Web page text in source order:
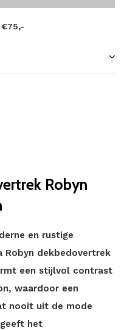
€75,-
Robyn
en rustige
Robyn dekbedovertrek
een stijlvol contrast
waardoor een
nooit uit de mode
het